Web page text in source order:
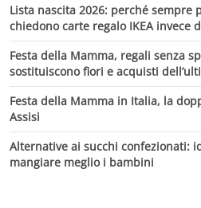
Lista nascita 2026: perché sempre
chiedono carte regalo IKEA invece
Festa della Mamma, regali senza
sostituiscono fiori e acquisti
Festa della Mamma in Italia, la
Assisi
Alternative ai succhi confezionati:
mangiare meglio i bambini